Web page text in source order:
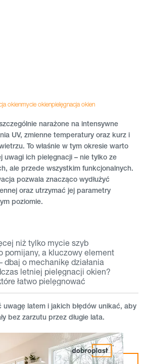
narażone na intensywne
UV, zmienne temperatury oraz kurz i
To właśnie w tym okresie warto
uwagi ich pielęgnacji – nie tylko ze
ale przede wszystkim funkcjonalnych.
pozwala znacząco wydłużyć
oraz utrzymać jej parametry
poziomie.
niż tylko mycie szyb
pomijany, a kluczowy element
dbaj o mechanikę działania
letniej pielęgnacji okien?
łatwo pielęgnować
latem i jakich błędów unikać, aby
bez zarzutu przez długie lata.
okienmycie okienpielęgnacja okien